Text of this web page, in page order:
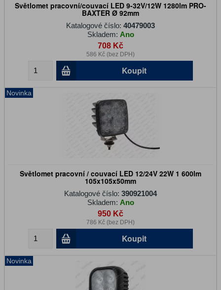
Světlomet pracovní/couvací LED 9-32V/12W 1280lm PRO-
BAXTER Ø 92mm
Katalogové číslo: 40479003
Skladem: Ano
708 Kč
586 Kč (bez DPH)
Koupit
Novinka
Světlomet pracovní / couvací LED 12/24V 22W 1 600lm
105x105x50mm
Katalogové číslo: 390921004
Skladem: Ano
950 Kč
786 Kč (bez DPH)
Koupit
Novinka